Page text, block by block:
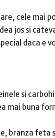
cele mai
jos si
daca e
si
mai buna
branza feta